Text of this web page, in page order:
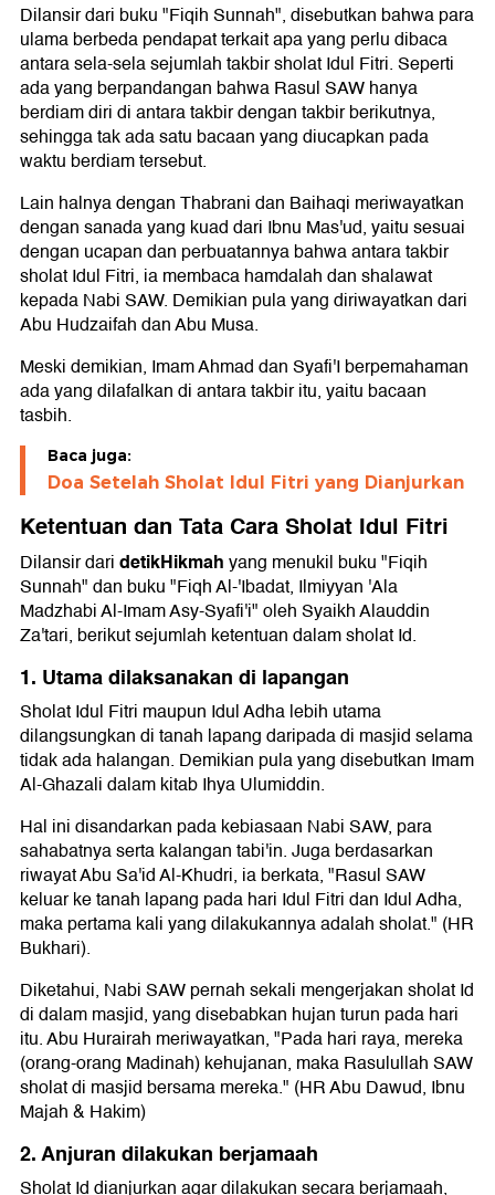
Dilansir dari buku "Fiqih Sunnah", disebutkan bahwa para
ulama berbeda pendapat terkait apa yang perlu dibaca
antara sela-sela sejumlah takbir sholat Idul Fitri. Seperti
ada yang berpandangan bahwa Rasul SAW hanya
berdiam diri di antara takbir dengan takbir berikutnya,
sehingga tak ada satu bacaan yang diucapkan pada
waktu berdiam tersebut.
Lain halnya dengan Thabrani dan Baihaqi meriwayatkan
dengan sanada yang kuad dari Ibnu Mas'ud, yaitu sesuai
dengan ucapan dan perbuatannya bahwa antara takbir
sholat Idul Fitri, ia membaca hamdalah dan shalawat
kepada Nabi SAW. Demikian pula yang diriwayatkan dari
Abu Hudzaifah dan Abu Musa.
Meski demikian, Imam Ahmad dan Syafi'I berpemahaman
ada yang dilafalkan di antara takbir itu, yaitu bacaan
tasbih.
Baca juga:
Doa Setelah Sholat Idul Fitri yang Dianjurkan
Ketentuan dan Tata Cara Sholat Idul Fitri
Dilansir daridetikHikmahyang menukil buku "Fiqih
Sunnah" dan buku "Fiqh Al-'Ibadat, Ilmiyyan 'Ala
Madzhabi Al-Imam Asy-Syafi'i" oleh Syaikh Alauddin
Za'tari, berikut sejumlah ketentuan dalam sholat Id.
1. Utama dilaksanakan di lapangan
Sholat Idul Fitri maupun Idul Adha lebih utama
dilangsungkan di tanah lapang daripada di masjid selama
tidak ada halangan. Demikian pula yang disebutkan Imam
Al-Ghazali dalam kitab Ihya Ulumiddin.
Hal ini disandarkan pada kebiasaan Nabi SAW, para
sahabatnya serta kalangan tabi'in. Juga berdasarkan
riwayat Abu Sa'id Al-Khudri, ia berkata, "Rasul SAW
keluar ke tanah lapang pada hari Idul Fitri dan Idul Adha,
maka pertama kali yang dilakukannya adalah sholat." (HR
Bukhari).
Diketahui, Nabi SAW pernah sekali mengerjakan sholat Id
di dalam masjid, yang disebabkan hujan turun pada hari
itu. Abu Hurairah meriwayatkan, "Pada hari raya, mereka
(orang-orang Madinah) kehujanan, maka Rasulullah SAW
sholat di masjid bersama mereka." (HR Abu Dawud, Ibnu
Majah & Hakim)
2. Anjuran dilakukan berjamaah
Sholat Id dianjurkan agar dilakukan secara berjamaah,